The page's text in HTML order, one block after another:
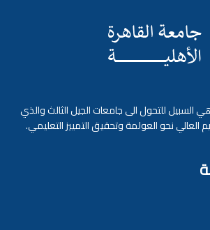
السبيل للتحول الى جامعات الجيل الثالث والذي
العالي نحو العولمة وتحقيق التمييز التعليمي.